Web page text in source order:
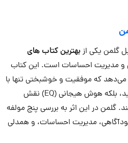
گلمن یکی ازبهترین کتاب های
و مدیریت احساسات است. این کتاب
می‌دهد که موفقیت و خوشبختی تنها با
بهره هوشی (IQ) به دست نمی‌آید، بلکه هوش هیجانی (EQ) نقش
گلمن در این اثر به بررسی پنج مولفه
مدیریت احساسات، و همدلی